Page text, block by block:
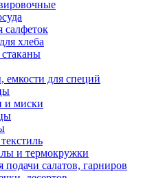
салфеток
хлеба
для специй
и миски
и термокружки
салатов, гарниров